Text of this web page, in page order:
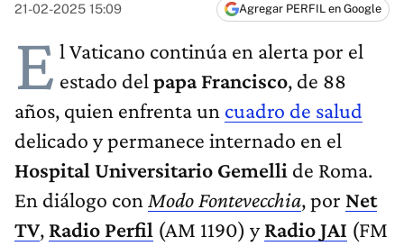
21-02-2025 15:09 Agregar PERFIL en Google
E l Vaticano continúa en alerta por el
estado del papa Francisco, de 88
años, quien enfrenta un cuadro de salud
delicado y permanece internado en el
Hospital Universitario Gemelli de Roma.
En diálogo con Modo Fontevecchia, por Net
TV, Radio Perfil (AM 1190) yRadio JAI (FM